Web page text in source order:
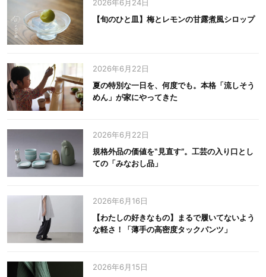
2026年6月24日
【旬のひと皿】梅とレモンの甘露煮風シロップ
2026年6月22日
夏の特別な一日を、何度でも。本格「流しそう
めん」が家にやってきた
2026年6月22日
規格外品の価値を‟見直す”。工芸の入り口とし
ての「みなおし品」
2026年6月16日
【わたしの好きなもの】まるで履いてないよう
な軽さ！「薄手の高密度タックパンツ」
2026年6月15日